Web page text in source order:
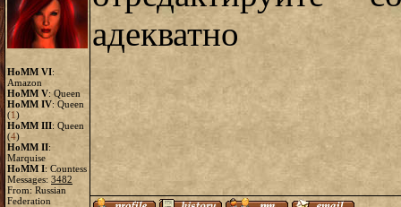
HoMM VI:
Amazon
HoMM V: Queen
HoMM IV: Queen
(1)
HoMM III: Queen
(4)
HoMM II:
Marquise
HoMM I: Countess
Messages: 3482
From: Russian
Federation
адекватно